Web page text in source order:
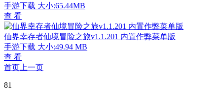
手游下载 大小:65.44MB
查 看
仙界幸存者仙境冒险之旅v1.1.201 内置作弊菜单版
手游下载 大小:49.94 MB
查 看
首页 上一页
81